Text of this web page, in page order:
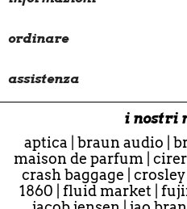
ordinare
assistenza
i nostri
aptica
braun audio
maison de parfum
crash baggage
crosley|
1860
fluid market